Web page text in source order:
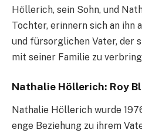
Höllerich, sein Sohn, und
Tochter, erinnern sich an ihn
und fürsorglichen Vater, der
mit seiner Familie zu
Nathalie Höllerich: Roy
Nathalie Höllerich wurde
enge Beziehung zu ihrem